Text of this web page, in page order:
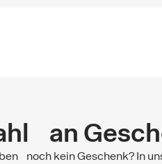
an
noch kein Geschenk? In